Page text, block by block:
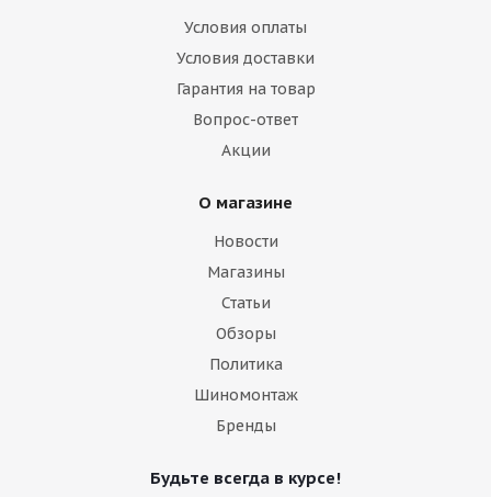
Условия оплаты
Условия доставки
Гарантия на товар
Вопрос-ответ
Акции
О магазине
Новости
Магазины
Статьи
Обзоры
Политика
Шиномонтаж
Бренды
Будьте всегда в курсе!